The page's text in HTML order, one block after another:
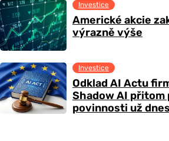
Americké akcie
výrazně výše
Investice
Odklad AI Actu
Shadow AI přitom
povinnosti už
Investice